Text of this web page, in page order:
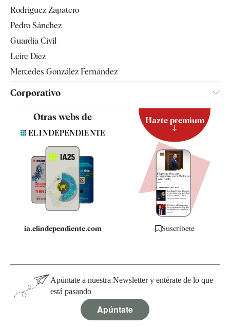
Televisión
Rodríguez Zapatero
Pedro Sánchez
Guardia Civil
Leire Díez
Mercedes González Fernández
Corporativo
Quiénes somos
Especificaciones
Otras webs de
ia.elindependiente.com
Hazte premium
Suscríbete
Apúntate a nuestra Newsletter y entérate de lo que
está pasando
Apúntate